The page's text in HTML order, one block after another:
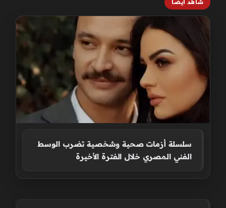
شاهد أيضاً
سلسلة أزمات صحية وشخصية تضرب الوسط
الفني المصري خلال الفترة الأخيرة